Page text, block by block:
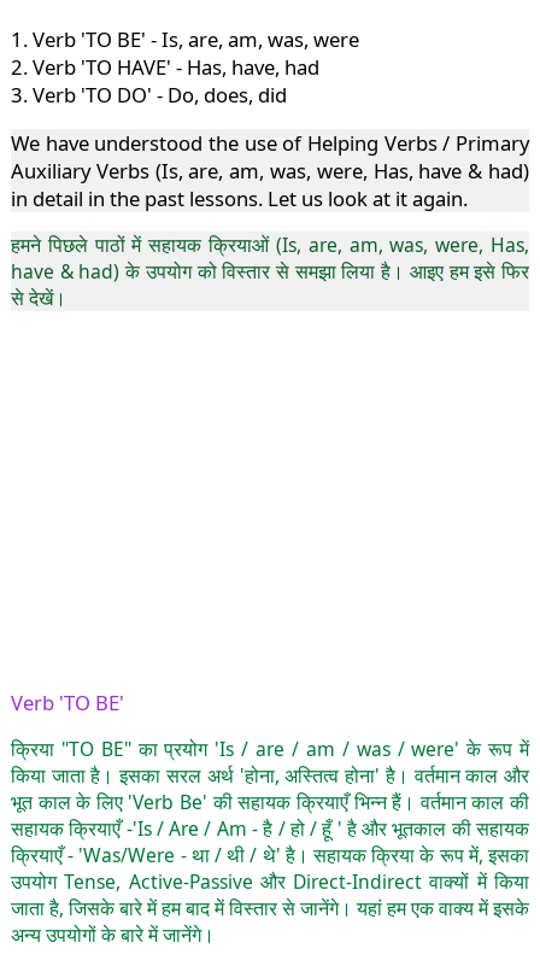
1. Verb 'TO BE' - Is, are, am, was, were
2. Verb 'TO HAVE' - Has, have, had
3. Verb 'TO DO' - Do, does, did
We have understood the use of Helping Verbs / Primary
Auxiliary Verbs (Is, are, am, was, were, Has, have & had)
in detail in the past lessons. Let us look at it again.
हमने पिछले पाठों में सहायक क्रियाओं (Is, are, am, was, were, Has,
have & had) के उपयोग को विस्तार से समझा लिया है। आइए हम इसे फिर
से देखें।
Verb 'TO BE'
क्रिया "TO BE" का प्रयोग 'Is / are / am / was / were' के रूप में
किया जाता है। इसका सरल अर्थ 'होना, अस्तित्व होना' है। वर्तमान काल और
भूत काल के लिए 'Verb Be' की सहायक क्रियाएँ भिन्न हैं। वर्तमान काल की
सहायक क्रियाएँ -'Is / Are / Am - है / हो / हूँ ' है और भूतकाल की सहायक
क्रियाएँ - 'Was/Were - था / थी / थे' है। सहायक क्रिया के रूप में, इसका
उपयोग Tense, Active-Passive और Direct-Indirect वाक्यों में किया
जाता है, जिसके बारे में हम बाद में विस्तार से जानेंगे। यहां हम एक वाक्य में इसके
अन्य उपयोगों के बारे में जानेंगे।